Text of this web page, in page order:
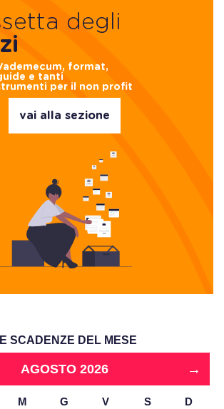
degli
format,
e tanti
per il non profit
vai alla sezione
SCADENZE DEL MESE
AGOSTO 2026 →
M G V S D